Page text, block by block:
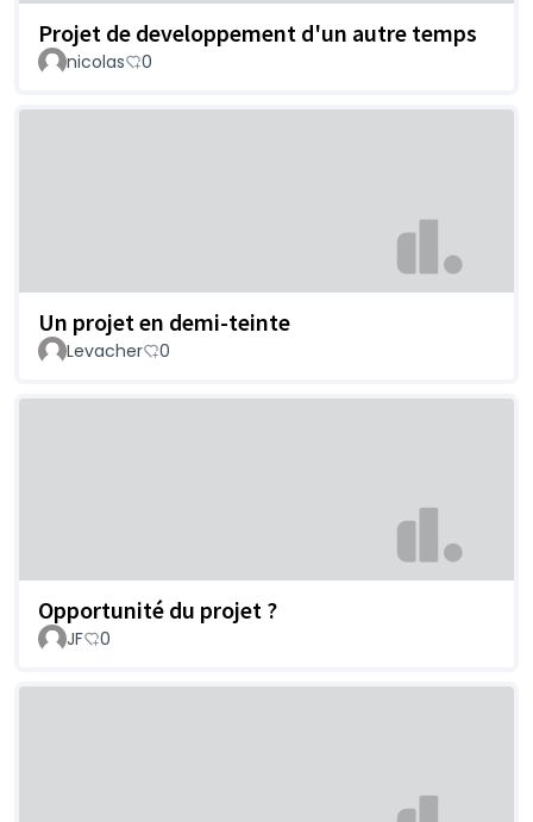
Projet de developpement d'un autre temps
nicolas 0
Un projet en demi-teinte
Levacher 0
Opportunité du projet ?
JF 0